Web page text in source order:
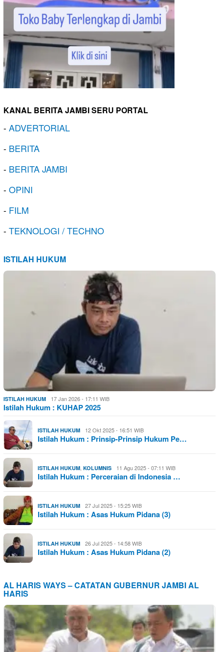
KANAL BERITA JAMBI SERU PORTAL
-ADVERTORIAL
- BERITA
- BERITA JAMBI
-OPINI
- FILM
-TEKNOLOGI / TECHNO
ISTILAH HUKUM
ISTILAH HUKUM 17 Jan 2026 - 17:11 WIB
Istilah Hukum : KUHAP 2025
ISTILAH HUKUM 12 Okt 2025 - 16:51 WIB
Istilah Hukum : Prinsip-Prinsip Hukum Pe…
ISTILAH HUKUM KOLUMNIS 11 Agu 2025 - 07:11 WIB
Istilah Hukum : Perceraian di Indonesia …
ISTILAH HUKUM 27 Jul 2025 - 15:25 WIB
Istilah Hukum : Asas Hukum Pidana (3)
ISTILAH HUKUM 26 Jul 2025 - 14:58 WIB
Istilah Hukum : Asas Hukum Pidana (2)
AL HARIS WAYS – CATATAN GUBERNUR JAMBI AL
HARIS